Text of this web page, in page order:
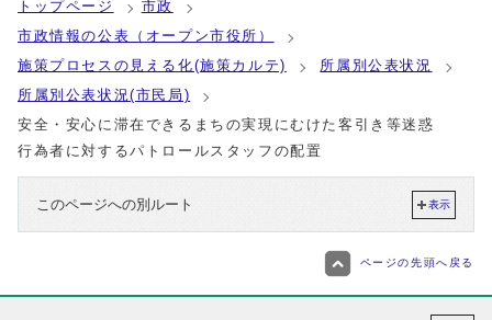
トップページ
市政
市政情報の公表（オープン市役所）
施策プロセスの見える化(施策カルテ)
所属別公表状況
所属別公表状況(市民局)
安全・安心に滞在できるまちの実現にむけた客引き等迷惑
行為者に対するパトロールスタッフの配置
このページへの別ルート 表示
ページの先頭へ戻る